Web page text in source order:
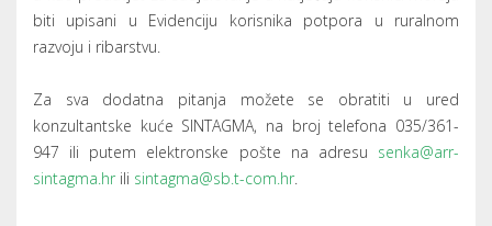
Arhiva novosti
TAGS
Warning
: count(): Parameter must be an array or an object that